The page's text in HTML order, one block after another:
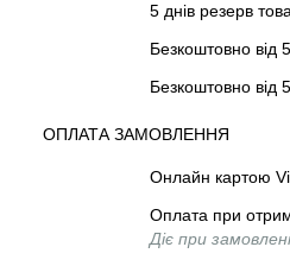
5 днів резерв
Безкоштовно від
Безкоштовно від
ОПЛАТА ЗАМОВЛЕННЯ
Онлайн картою
Оплата при
Діє при